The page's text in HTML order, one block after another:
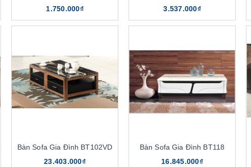
1.750.000₫
3.537.000₫
Bàn Sofa Gia Đình BT102VD
23.403.000₫
Bàn Sofa Gia Đình BT118
16.845.000₫